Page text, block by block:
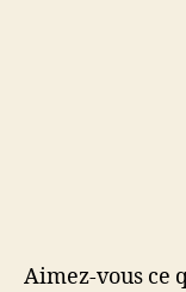
Aimez-vous ce